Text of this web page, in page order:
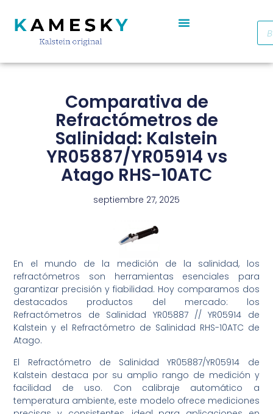
Comparativa de
Refractómetros de
Salinidad: Kalstein
YR05887/YR05914 vs
Atago RHS-10ATC
septiembre 27, 2025
En el mundo de la medición de la salinidad, los
refractómetros son herramientas esenciales para
garantizar precisión y fiabilidad. Hoy comparamos dos
destacados productos del mercado: los
Refractómetros de Salinidad YR05887 // YR05914 de
Kalstein y el Refractómetro de Salinidad RHS-10ATC de
Atago.
El Refractómetro de Salinidad YR05887/YR05914 de
Kalstein destaca por su amplio rango de medición y
facilidad de uso. Con calibraje automático a
temperatura ambiente, este modelo ofrece mediciones